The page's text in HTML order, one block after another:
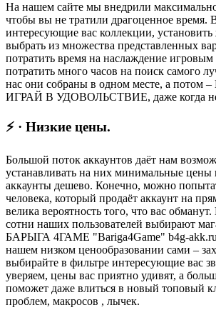
На нашем сайте мы внедрили
чтобы вы не тратили драгоценное время.
интересующие вас коллекции,
выбрать из множества представленных
потратить время на наслаждение
потратить много часов на поиск самого
нас они собраны в одном месте, а
ИГРАЙ В УДОВОЛЬСТВИЕ, даже когда
⚡ · Низкие цены.
Большой поток аккаунтов даёт нам
устанавливать на них минимальные цены
аккаунты дешево. Конечно, можно
человека, который продаёт аккаунт на
велика вероятность того, что вас
сотни наших пользователей выбирают
БАРЫГА 4ГАМЕ "Bariga4Game" b4g-
нашем низком ценообразовании сами –
выбирайте в фильтре интересующие вас
уверяем, цены вас приятно удивят, а
поможет даже влиться в новый топовый
проблем, макросов , лычек.